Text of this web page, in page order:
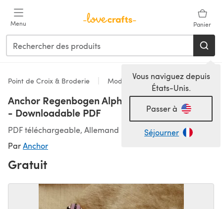
Menu Panier
Vous naviguez depuis
États-Unis.
Passer à
Séjourner
Point de Croix & Broderie Modèles
Anchor Regenbogen Alphabet - ANC0003-83
- Downloadable PDF
PDF téléchargeable, Allemand
ParAnchor
Gratuit